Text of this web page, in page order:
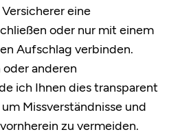
eine
oder nur mit einem
Aufschlag verbinden.
anderen
ich Ihnen dies transparent
Missverständnisse und
zu vermeiden.